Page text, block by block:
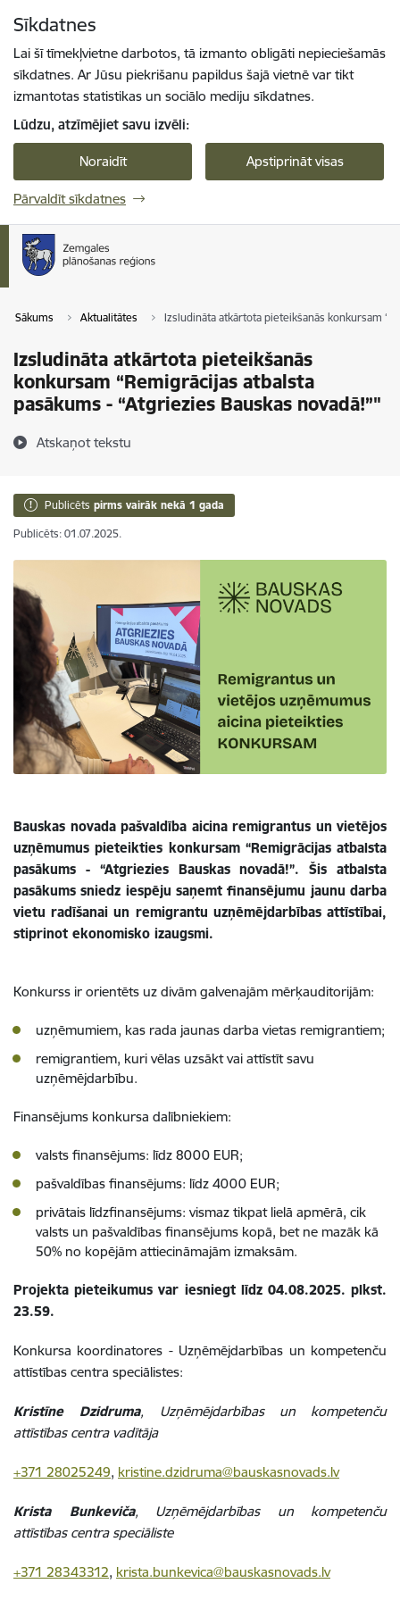
Sīkdatnes
Lai šī tīmekļvietne darbotos, tā izmanto obligāti nepieciešamās
sīkdatnes. Ar Jūsu piekrišanu papildus šajā vietnē var tikt
izmantotas statistikas un sociālo mediju sīkdatnes.
Lūdzu, atzīmējiet savu izvēli:
Noraidīt Apstiprināt visas
Pārvaldīt sīkdatnes
Sākums Aktualitātes Izsludināta atkārtota pieteikšanās konkursam
Izsludināta atkārtota pieteikšanās
konkursam “Remigrācijas atbalsta
pasākums - “Atgriezies Bauskas novadā!”"
Atskaņot tekstu
Publicēts pirms vairāk nekā 1 gada
Publicēts: 01.07.2025.
Bauskas novada pašvaldība aicina remigrantus un vietējos
uzņēmumus pieteikties konkursam “Remigrācijas atbalsta
pasākums - “Atgriezies Bauskas novadā!”. Šis atbalsta
pasākums sniedz iespēju saņemt finansējumu jaunu darba
vietu radīšanai un remigrantu uzņēmējdarbības attīstībai,
stiprinot ekonomisko izaugsmi.
Konkurss ir orientēts uz divām galvenajām mērķauditorijām:
uzņēmumiem, kas rada jaunas darba vietas remigrantiem;
remigrantiem, kuri vēlas uzsākt vai attīstīt savu
uzņēmējdarbību.
Finansējums konkursa dalībniekiem:
valsts finansējums: līdz 8000 EUR;
pašvaldības finansējums: līdz 4000 EUR;
privātais līdzfinansējums: vismaz tikpat lielā apmērā, cik
valsts un pašvaldības finansējums kopā, bet ne mazāk kā
50% no kopējām attiecināmajām izmaksām.
Projekta pieteikumus var iesniegt līdz 04.08.2025. plkst.
23.59.
Konkursa koordinatores - Uzņēmējdarbības un kompetenču
attīstības centra speciālistes:
Kristīne Dzidruma, Uzņēmējdarbības un kompetenču
attīstības centra vadītāja
+371 28025249, kristine.dzidruma@bauskasnovads.lv
Krista Bunkeviča, Uzņēmējdarbības un kompetenču
attīstības centra speciāliste
+371 28343312, krista.bunkevica@bauskasnovads.lv